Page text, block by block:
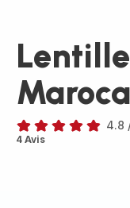
ratings.4.8
4.8
4 Avis